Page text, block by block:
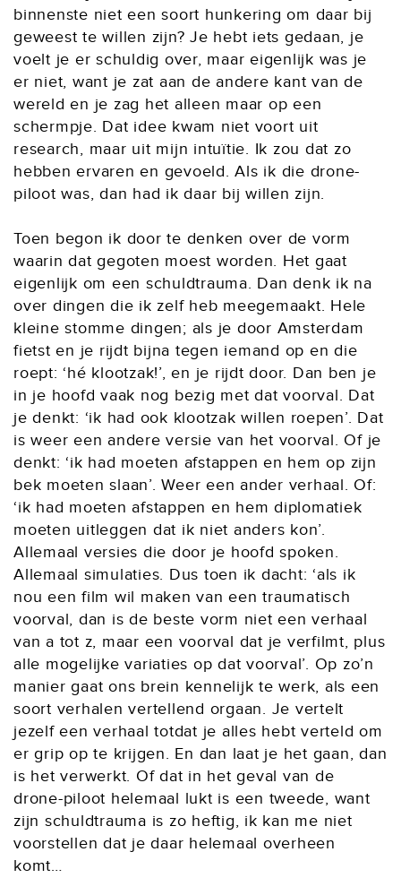
binnenste niet een soort hunkering om daar bij
geweest te willen zijn? Je hebt iets gedaan, je
voelt je er schuldig over, maar eigenlijk was je
er niet, want je zat aan de andere kant van de
wereld en je zag het alleen maar op een
schermpje. Dat idee kwam niet voort uit
research, maar uit mijn intuïtie. Ik zou dat zo
hebben ervaren en gevoeld. Als ik die drone-
piloot was, dan had ik daar bij willen zijn.
Toen begon ik door te denken over de vorm
waarin dat gegoten moest worden. Het gaat
eigenlijk om een schuldtrauma. Dan denk ik na
over dingen die ik zelf heb meegemaakt. Hele
kleine stomme dingen; als je door Amsterdam
fietst en je rijdt bijna tegen iemand op en die
roept: ‘hé klootzak!’, en je rijdt door. Dan ben je
in je hoofd vaak nog bezig met dat voorval. Dat
je denkt: ‘ik had ook klootzak willen roepen’. Dat
is weer een andere versie van het voorval. Of je
denkt: ‘ik had moeten afstappen en hem op zijn
bek moeten slaan’. Weer een ander verhaal. Of:
‘ik had moeten afstappen en hem diplomatiek
moeten uitleggen dat ik niet anders kon’.
Allemaal versies die door je hoofd spoken.
Allemaal simulaties. Dus toen ik dacht: ‘als ik
nou een film wil maken van een traumatisch
voorval, dan is de beste vorm niet een verhaal
van a tot z, maar een voorval dat je verfilmt, plus
alle mogelijke variaties op dat voorval’. Op zo’n
manier gaat ons brein kennelijk te werk, als een
soort verhalen vertellend orgaan. Je vertelt
jezelf een verhaal totdat je alles hebt verteld om
er grip op te krijgen. En dan laat je het gaan, dan
is het verwerkt. Of dat in het geval van de
drone-piloot helemaal lukt is een tweede, want
zijn schuldtrauma is zo heftig, ik kan me niet
voorstellen dat je daar helemaal overheen
komt…